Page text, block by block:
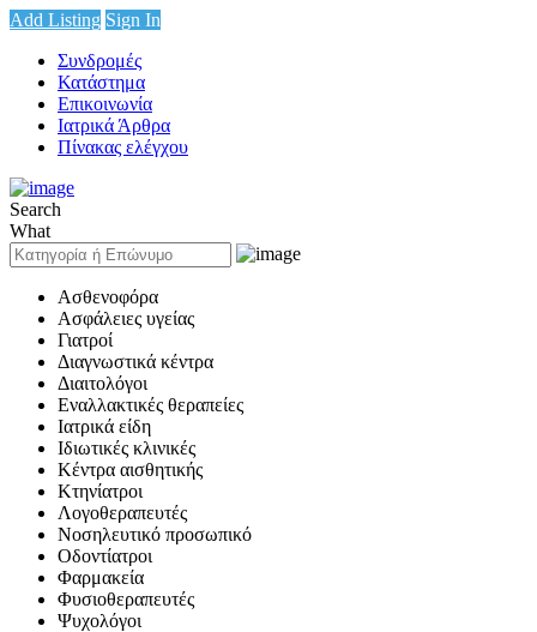
Add Listing Sign In
Συνδρομές
Κατάστημα
Επικοινωνία
Ιατρικά Άρθρα
Πίνακας ελέγχου
Search
What
Ασθενοφόρα
Ασφάλειες υγείας
Γιατροί
Διαγνωστικά κέντρα
Διαιτολόγοι
Εναλλακτικές θεραπείες
Ιατρικά είδη
Ιδιωτικές κλινικές
Κέντρα αισθητικής
Κτηνίατροι
Λογοθεραπευτές
Νοσηλευτικό προσωπικό
Οδοντίατροι
Φαρμακεία
Φυσιοθεραπευτές
Ψυχολόγοι